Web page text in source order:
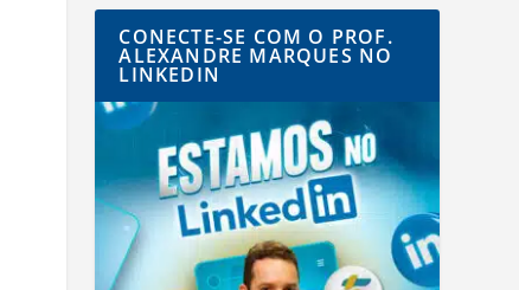
CONECTE-SE COM O PROF.
ALEXANDRE MARQUES NO
LINKEDIN